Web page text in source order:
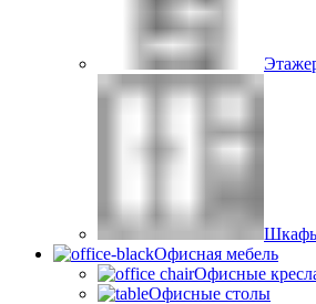
Шкафы
Офисная мебель
Офисные
Офисные столы